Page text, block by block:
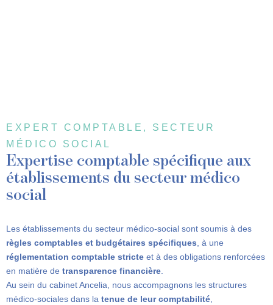
EXPERT COMPTABLE, SECTEUR
MÉDICO SOCIAL
Expertise comptable spécifique aux
établissements du secteur médico
social
Les établissements du secteur médico-social sont soumis à des
règles comptables et budgétaires spécifiques , à une
réglementation comptable stricte et à des obligations renforcées
en matière de transparence financière
Au sein du cabinet Ancelia, nous accompagnons les structures
médico-sociales dans la tenue de leur comptabilité